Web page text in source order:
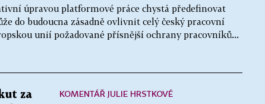
úpravou platformové práce chystá předefinovat
do budoucna zásadně ovlivnit celý český pracovní
unií požadované přísnější ochrany pracovníků...
za
KOMENTÁŘ JULIE HRSTKOVÉ